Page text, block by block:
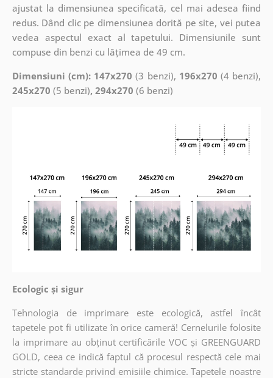
ajustat la dimensiunea specificată, cel mai adesea fiind
redus. Dând clic pe dimensiunea dorită pe site, vei putea
vedea aspectul exact al tapetului. Dimensiunile sunt
compuse din benzi cu lățimea de 49 cm.
Dimensiuni (cm): 147x270 (3 benzi), 196x270 (4 benzi),
245x270 (5 benzi), 294x270 (6 benzi)
Ecologic și sigur
Tehnologia de imprimare este ecologică, astfel încât
tapetele pot fi utilizate în orice cameră! Cernelurile folosite
la imprimare au obținut certificările VOC și GREENGUARD
GOLD, ceea ce indică faptul că procesul respectă cele mai
stricte standarde privind emisiile chimice. Tapetele noastre